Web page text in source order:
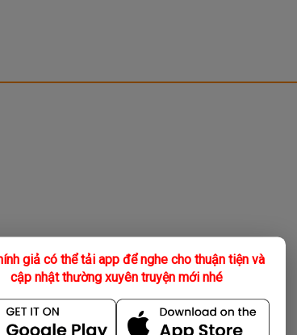
giả có thể tải app để nghe cho thuận tiện và
cập nhật thường xuyên truyện mới nhé